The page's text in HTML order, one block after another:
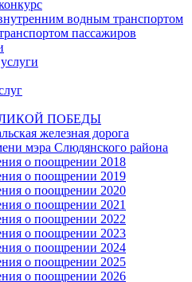
водным транспортом
пассажиров
ПОБЕДЫ
железная дорога
мэра Слюдянского района
о поощрении 2018
о поощрении 2019
о поощрении 2020
о поощрении 2021
о поощрении 2022
о поощрении 2023
о поощрении 2024
о поощрении 2025
о поощрении 2026